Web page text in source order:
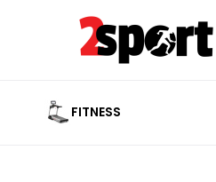
FITNESS